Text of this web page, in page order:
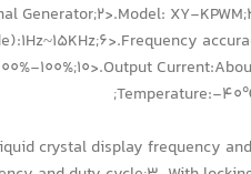
Generator;2>.Model: XY-
100%;10>.Output
Temperature:-
liquid crystal display frequency